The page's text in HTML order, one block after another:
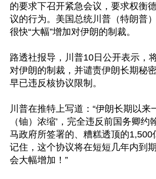
的要求下召开紧急会议，要求权衡
议的行为。美国总统川普（特朗普
很快“大幅”增加对伊朗的制裁。
路透社报导，川普10日公开表示，
对伊朗的制裁，并谴责伊朗长期秘
早已违反核协议限制。
川普在推特上写道：“伊朗长期以来
（铀）浓缩’，完全违反前国务卿约
马政府所签署的、糟糕透顶的1,500
记住，这个协议将在短短几年内到
会大幅增加！”